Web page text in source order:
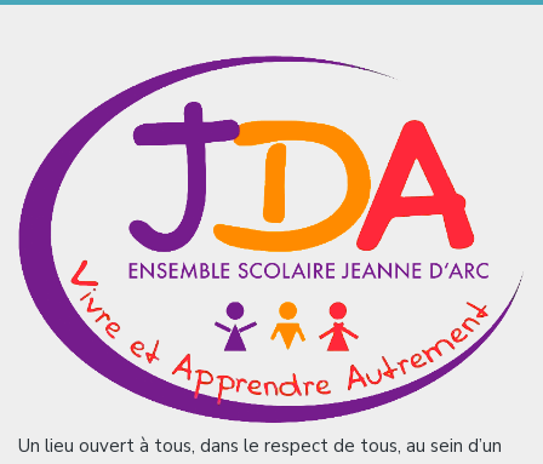
Un lieu ouvert à tous, dans le respect de tous, au sein d’un